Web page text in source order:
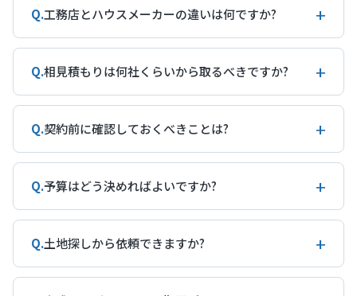
Q.工務店とハウスメーカーの違いは何ですか? +
ハウスメーカーは全国展開で、規格化された商品
と工場生産による安定した品質が特徴です。一
方、工務店は地域密着で自由設計に強く、施主の
ハウスメーカーが高めになりやすく、工務店は中
間マージンが少ない分コストパフォーマンスが高
くなることが多いです。規模・施工力に差がある
ぶのがおすすめです。
Q.相見積もりは何社くらいから取るべきですか? +
3〜5社が目安です。1〜2社だと相場感がつかめ
ず、6社以上だと比較に時間がかかりすぎて検討が
進みません。同じ条件(延床面積・希望仕様・予算)
見えやすくなります。最初は3社程度に絞り、提案
された内容に納得できない場合は追加で検討する
流れがバランスのよい進め方です。
Q.契約前に確認しておくべきことは? +
見積書の項目別内訳(仮設工事・地盤改良・登記・
諸経費が含まれているか)、追加工事の発生条件、
引き渡し時期、保証内容、契約解除時の費用など
提示は、後から追加費用が発生するリスクがあり
ます。不明点は遠慮なく質問し、説明内容を書面
Q.予算はどう決めればよいですか? +
一般的には世帯年収の5〜7倍が住宅予算の目安と
言われています。ただし、土地代・建物代・諸費
用(登記・税金・引越し費用など)・外構費を含めた
Q.土地探しから依頼できますか? +
多くの工務店が土地探しのサポートに対応してい